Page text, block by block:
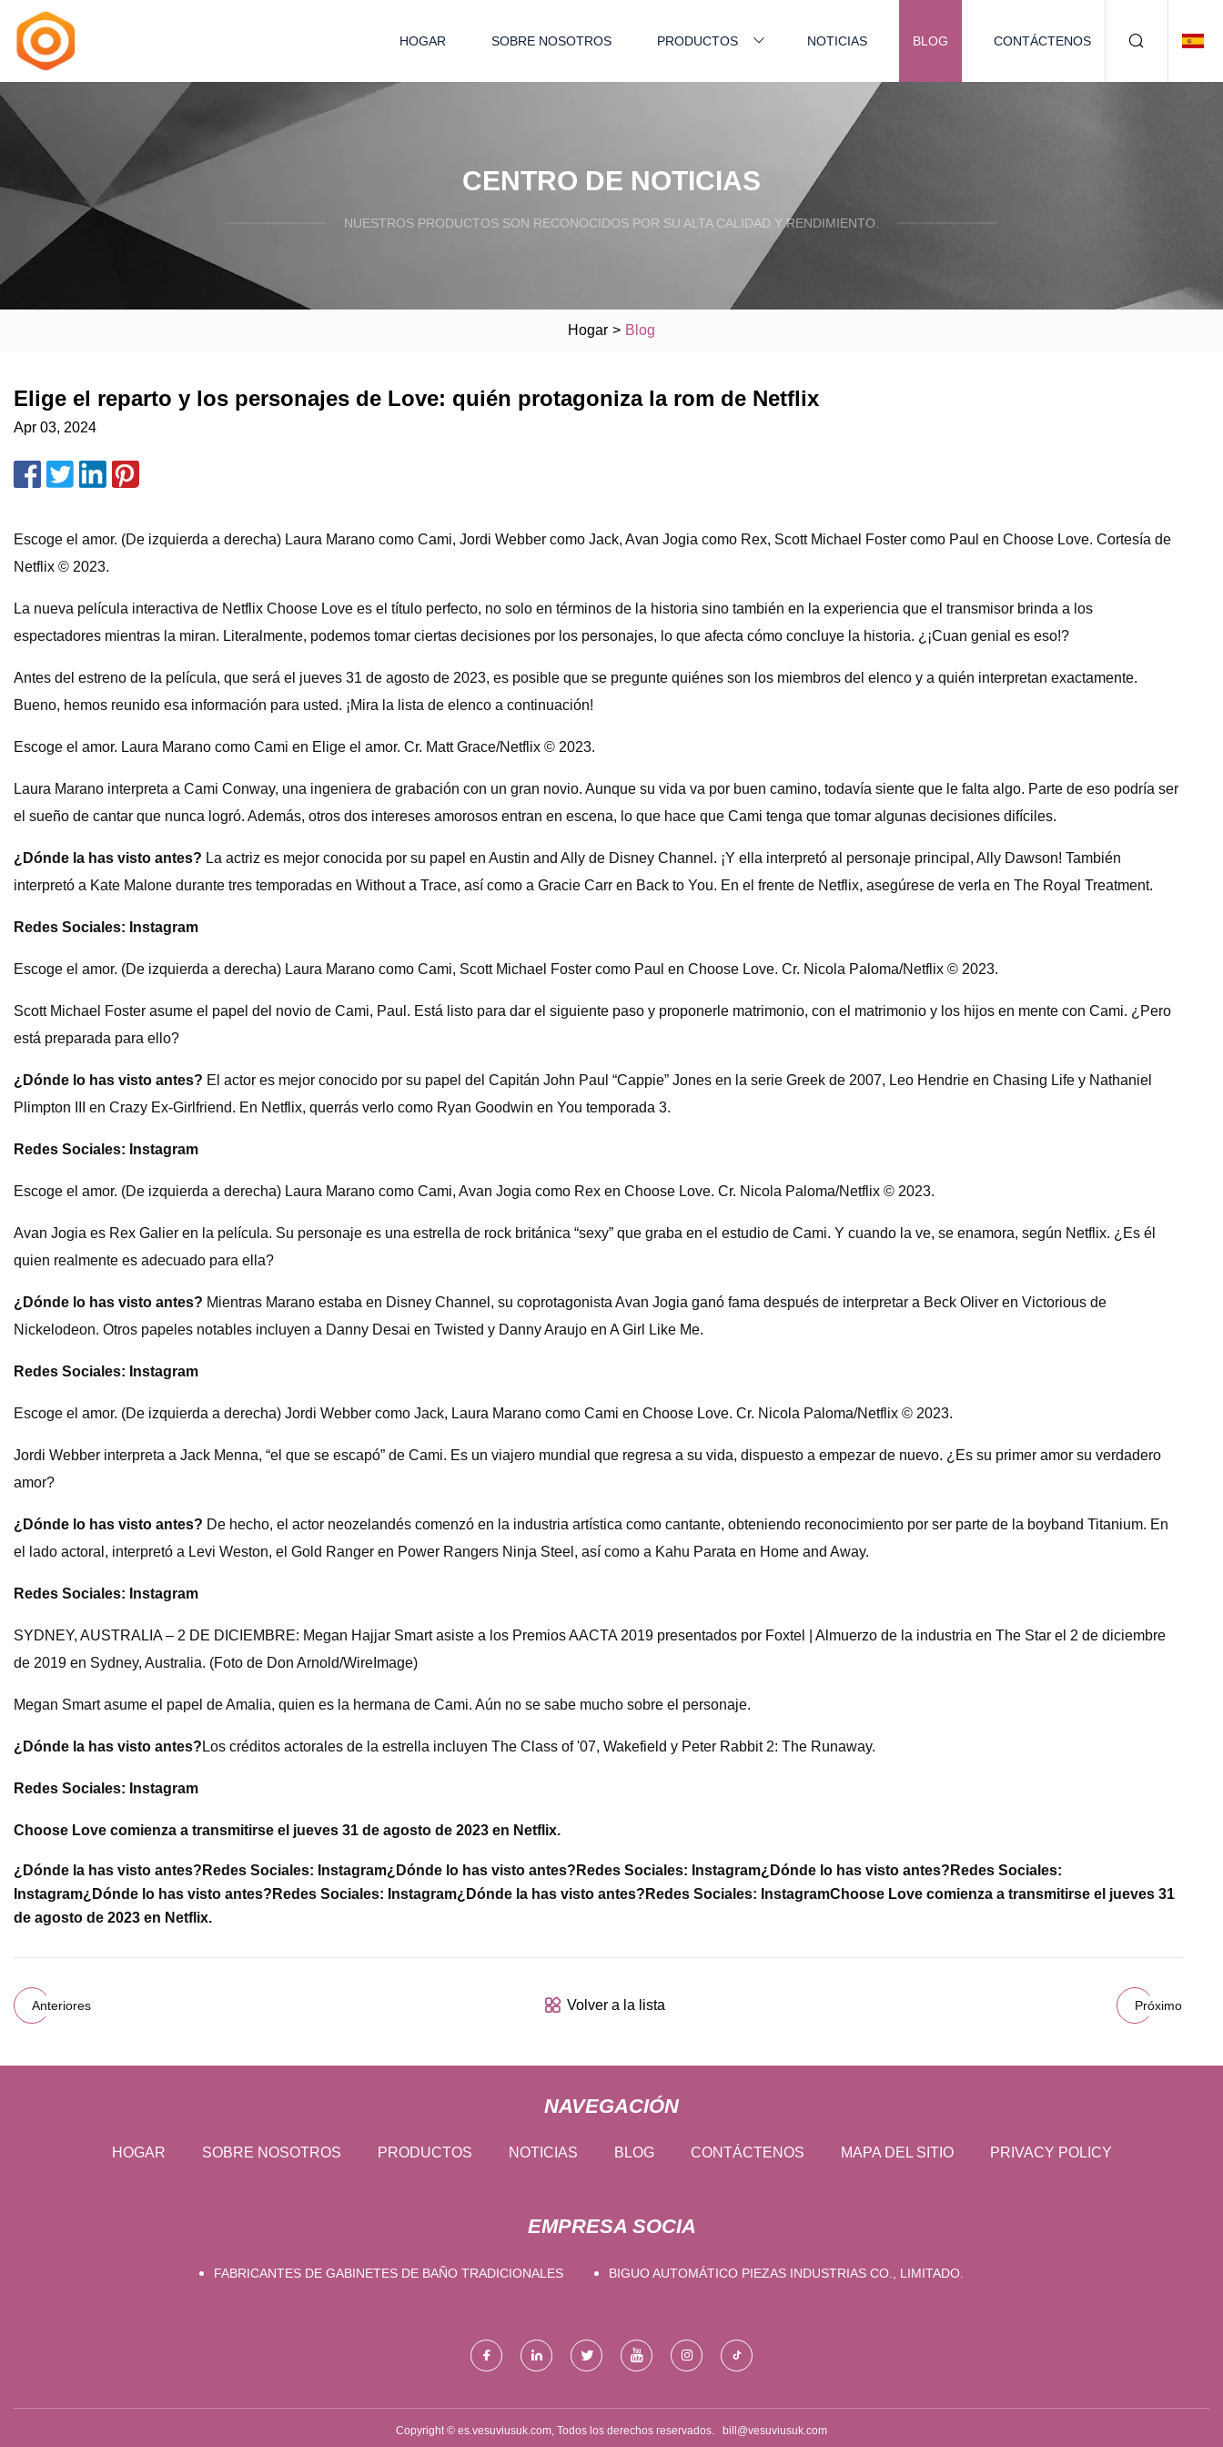
HOGAR SOBRE NOSOTROS PRODUCTOS NOTICIAS BLOG CONTÁCTENOS
CENTRO DE NOTICIAS
NUESTROS PRODUCTOS SON RECONOCIDOS POR SU ALTA CALIDAD Y RENDIMIENTO.
Hogar > Blog
Elige el reparto y los personajes de Love: quién protagoniza la rom de Netflix
Apr 03, 2024
Escoge el amor. (De izquierda a derecha) Laura Marano como Cami, Jordi Webber como Jack, Avan Jogia como Rex, Scott Michael Foster como Paul en Choose Love. Cortesía de
Netflix © 2023.
La nueva película interactiva de Netflix Choose Love es el título perfecto, no solo en términos de la historia sino también en la experiencia que el transmisor brinda a los
espectadores mientras la miran. Literalmente, podemos tomar ciertas decisiones por los personajes, lo que afecta cómo concluye la historia. ¿¡Cuan genial es eso!?
Antes del estreno de la película, que será el jueves 31 de agosto de 2023, es posible que se pregunte quiénes son los miembros del elenco y a quién interpretan exactamente.
Bueno, hemos reunido esa información para usted. ¡Mira la lista de elenco a continuación!
Escoge el amor. Laura Marano como Cami en Elige el amor. Cr. Matt Grace/Netflix © 2023.
Laura Marano interpreta a Cami Conway, una ingeniera de grabación con un gran novio. Aunque su vida va por buen camino, todavía siente que le falta algo. Parte de eso podría ser
el sueño de cantar que nunca logró. Además, otros dos intereses amorosos entran en escena, lo que hace que Cami tenga que tomar algunas decisiones difíciles.
¿Dónde la has visto antes? La actriz es mejor conocida por su papel en Austin and Ally de Disney Channel. ¡Y ella interpretó al personaje principal, Ally Dawson! También
interpretó a Kate Malone durante tres temporadas en Without a Trace, así como a Gracie Carr en Back to You. En el frente de Netflix, asegúrese de verla en The Royal Treatment.
Redes Sociales: Instagram
Escoge el amor. (De izquierda a derecha) Laura Marano como Cami, Scott Michael Foster como Paul en Choose Love. Cr. Nicola Paloma/Netflix © 2023.
Scott Michael Foster asume el papel del novio de Cami, Paul. Está listo para dar el siguiente paso y proponerle matrimonio, con el matrimonio y los hijos en mente con Cami. ¿Pero
está preparada para ello?
¿Dónde lo has visto antes? El actor es mejor conocido por su papel del Capitán John Paul “Cappie” Jones en la serie Greek de 2007, Leo Hendrie en Chasing Life y Nathaniel
Plimpton III en Crazy Ex-Girlfriend. En Netflix, querrás verlo como Ryan Goodwin en You temporada 3.
Redes Sociales: Instagram
Escoge el amor. (De izquierda a derecha) Laura Marano como Cami, Avan Jogia como Rex en Choose Love. Cr. Nicola Paloma/Netflix © 2023.
Avan Jogia es Rex Galier en la película. Su personaje es una estrella de rock británica “sexy” que graba en el estudio de Cami. Y cuando la ve, se enamora, según Netflix. ¿Es él
quien realmente es adecuado para ella?
¿Dónde lo has visto antes? Mientras Marano estaba en Disney Channel, su coprotagonista Avan Jogia ganó fama después de interpretar a Beck Oliver en Victorious de
Nickelodeon. Otros papeles notables incluyen a Danny Desai en Twisted y Danny Araujo en A Girl Like Me.
Redes Sociales: Instagram
Escoge el amor. (De izquierda a derecha) Jordi Webber como Jack, Laura Marano como Cami en Choose Love. Cr. Nicola Paloma/Netflix © 2023.
Jordi Webber interpreta a Jack Menna, “el que se escapó” de Cami. Es un viajero mundial que regresa a su vida, dispuesto a empezar de nuevo. ¿Es su primer amor su verdadero
amor?
¿Dónde lo has visto antes? De hecho, el actor neozelandés comenzó en la industria artística como cantante, obteniendo reconocimiento por ser parte de la boyband Titanium. En
el lado actoral, interpretó a Levi Weston, el Gold Ranger en Power Rangers Ninja Steel, así como a Kahu Parata en Home and Away.
Redes Sociales: Instagram
SYDNEY, AUSTRALIA – 2 DE DICIEMBRE: Megan Hajjar Smart asiste a los Premios AACTA 2019 presentados por Foxtel | Almuerzo de la industria en The Star el 2 de diciembre
de 2019 en Sydney, Australia. (Foto de Don Arnold/WireImage)
Megan Smart asume el papel de Amalia, quien es la hermana de Cami. Aún no se sabe mucho sobre el personaje.
¿Dónde la has visto antes?Los créditos actorales de la estrella incluyen The Class of '07, Wakefield y Peter Rabbit 2: The Runaway.
Redes Sociales: Instagram
Choose Love comienza a transmitirse el jueves 31 de agosto de 2023 en Netflix.
¿Dónde la has visto antes? Redes Sociales: Instagram¿Dónde lo has visto antes? Redes Sociales: Instagram¿Dónde lo has visto antes? Redes Sociales:
Instagram¿Dónde lo has visto antes? Redes Sociales: Instagram¿Dónde la has visto antes? Redes Sociales: InstagramChoose Love comienza a transmitirse el jueves 31
de agosto de 2023 en Netflix.
Anteriores Volver a la lista Próximo
NAVEGACIÓN
HOGAR SOBRE NOSOTROS PRODUCTOS NOTICIAS BLOG CONTÁCTENOS MAPA DEL SITIO PRIVACY POLICY
EMPRESA SOCIA
FABRICANTES DE GABINETES DE BAÑO TRADICIONALES BIGUO AUTOMÁTICO PIEZAS INDUSTRIAS CO., LIMITADO.
Copyright © es.vesuviusuk.com, Todos los derechos reservados. bill@vesuviusuk.com